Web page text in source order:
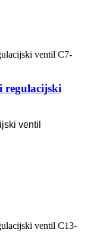
regulacijski
ventil